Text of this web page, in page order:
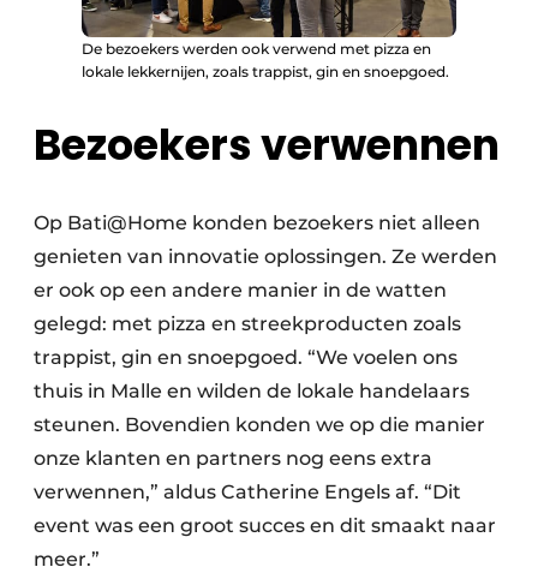
De bezoekers werden ook verwend met pizza en
lokale lekkernijen, zoals trappist, gin en snoepgoed.
Bezoekers verwennen
Op Bati@Home konden bezoekers niet alleen
genieten van innovatie oplossingen. Ze werden
er ook op een andere manier in de watten
gelegd: met pizza en streekproducten zoals
trappist, gin en snoepgoed. “We voelen ons
thuis in Malle en wilden de lokale handelaars
steunen. Bovendien konden we op die manier
onze klanten en partners nog eens extra
verwennen,” aldus Catherine Engels af. “Dit
event was een groot succes en dit smaakt naar
meer.”